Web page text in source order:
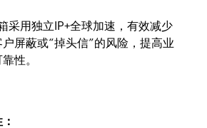
采用独立IP+全球加速，有效减少
屏蔽或“掉头信”的风险，提高业
性。